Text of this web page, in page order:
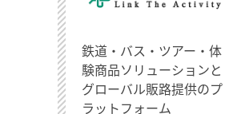
鉄道・バス・ツアー・体
験商品ソリューションと
グローバル販路提供のプ
ラットフォーム